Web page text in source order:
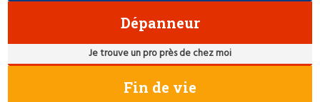
Dépanneur
Je trouve un pro près de chez moi
Fin de vie